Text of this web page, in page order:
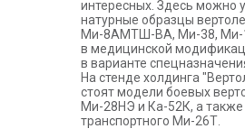
интересных. Здесь можно
натурные образцы
Ми-8АМТШ-ВА, Ми-38, Ми-
в медицинской
в варианте
На стенде холдинга
стоят модели боевых
Ми-28НЭ и Ка-52К, а также
транспортного Ми-26Т.